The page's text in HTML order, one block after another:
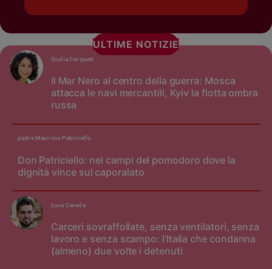
ULTIME NOTIZIE
Il Mar Nero al centro della guerra: Mosca
attacca le navi mercantili, Kyiv la flotta ombra
russa
Giulia Cerqueti
Don Patriciello: nei campi del pomodoro dove la
dignità vince sul caporalato
padre Maurizio Patriciello
Carceri sovraffollate, senza ventilatori, senza
lavoro e senza scampo: l'Italia che condanna
(almeno) due volte i detenuti
Luca Cereda